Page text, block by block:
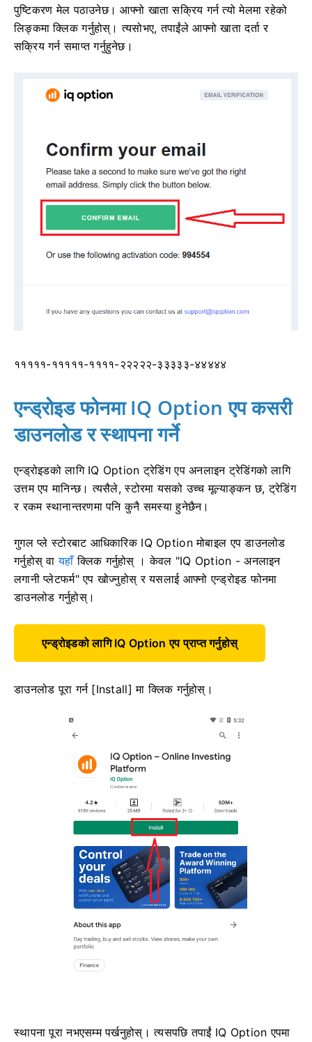
पुष्टिकरण मेल पठाउनेछ। आफ्नो खाता सक्रिय गर्न त्यो मेलमा रहेको
लिङ्कमा क्लिक गर्नुहोस्। त्यसोभए, तपाईंले आफ्नो खाता दर्ता र
सक्रिय गर्न समाप्त गर्नुहुनेछ।
१११११-१११११-११११-२२२२२-३३३३३-४४४४४
एन्ड्रोइड फोनमा IQ Option एप कसरी
डाउनलोड र स्थापना गर्ने
एन्ड्रोइडको लागि IQ Option ट्रेडिंग एप अनलाइन ट्रेडिंगको लागि
उत्तम एप मानिन्छ। त्यसैले, स्टोरमा यसको उच्च मूल्याङ्कन छ, ट्रेडिंग
र रकम स्थानान्तरणमा पनि कुनै समस्या हुनेछैन।
गुगल प्ले स्टोरबाट आधिकारिक IQ Option मोबाइल एप डाउनलोड
गर्नुहोस् वायहाँक्लिक गर्नुहोस् । केवल "IQ Option - अनलाइन
लगानी प्लेटफर्म" एप खोज्नुहोस् र यसलाई आफ्नो एन्ड्रोइड फोनमा
डाउनलोड गर्नुहोस्।
एन्ड्रोइडको लागि IQ Option एप प्राप्त गर्नुहोस्
डाउनलोड पूरा गर्न [Install] मा क्लिक गर्नुहोस्।
स्थापना पूरा नभएसम्म पर्खनुहोस्। त्यसपछि तपाईं IQ Option एपमा